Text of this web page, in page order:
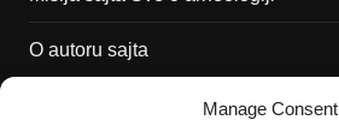
Manage Consent
O autoru sajta